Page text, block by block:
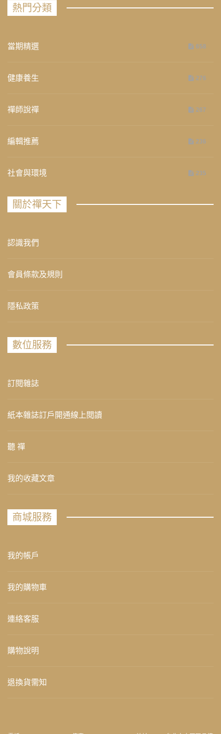
熱門分類
當期精選 658
健康養生 276
禪師說禪 267
編輯推薦 236
社會與環境 235
關於禪天下
認識我們
會員條款及規則
隱私政策
數位服務
訂閱雜誌
紙本雜誌訂戶開通線上閱讀
聽 禪
我的收藏文章
商城服務
我的帳戶
我的購物車
連絡客服
購物說明
退換貨需知